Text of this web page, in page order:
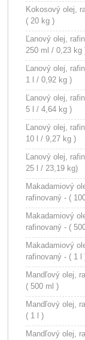
Kokosový olej,
( 20 kg )
Ľanový olej,
250 ml / 0,23 kg
Ľanový olej,
1 l / 0,92 kg )
Ľanový olej,
5 l / 4,64 kg )
Ľanový olej,
10 l / 9,27 kg )
Ľanový olej,
25 l / 23,19 kg)
Makadamiový
rafinovaný - (
Makadamiový
rafinovaný - (
Makadamiový
rafinovaný - ( 1 l
Mandľový olej,
( 500 ml )
Mandľový olej,
( 1 l )
Mandľový olej,